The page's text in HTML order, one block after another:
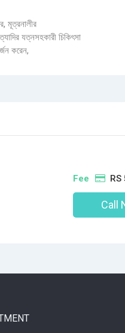
মূত্রনালীর
যত্নসহকারী চিকিৎসা
করেন,
Fee RS
Call